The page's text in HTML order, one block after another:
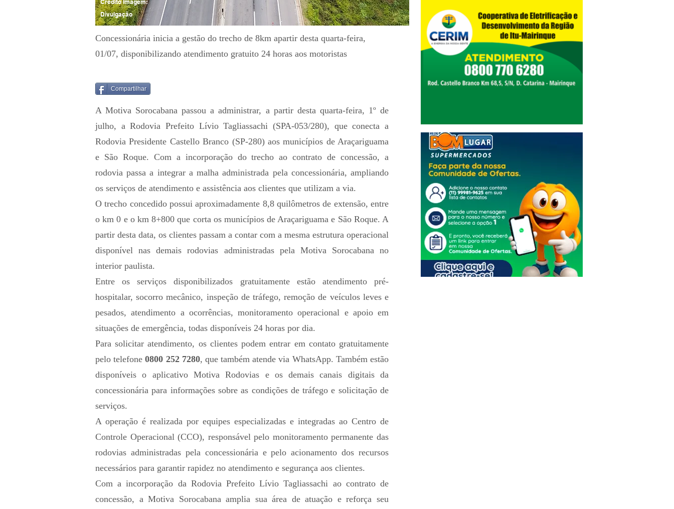
Divulgação
Crédito Imagem:
Concessionária inicia a gestão do trecho de 8km apartir desta quarta-feira,
01/07, disponibilizando atendimento gratuito 24 horas aos motoristas
Compartilhar
A Motiva Sorocabana passou a administrar, a partir desta quarta-feira, 1º de
julho, a Rodovia Prefeito Lívio Tagliassachi (SPA-053/280), que conecta a
Rodovia Presidente Castello Branco (SP-280) aos municípios de Araçariguama
e São Roque. Com a incorporação do trecho ao contrato de concessão, a
rodovia passa a integrar a malha administrada pela concessionária, ampliando
os serviços de atendimento e assistência aos clientes que utilizam a via.
O trecho concedido possui aproximadamente 8,8 quilômetros de extensão, entre
o km 0 e o km 8+800 que corta os municípios de Araçariguama e São Roque. A
partir desta data, os clientes passam a contar com a mesma estrutura operacional
disponível nas demais rodovias administradas pela Motiva Sorocabana no
interior paulista.
Entre os serviços disponibilizados gratuitamente estão atendimento pré-
hospitalar, socorro mecânico, inspeção de tráfego, remoção de veículos leves e
pesados, atendimento a ocorrências, monitoramento operacional e apoio em
situações de emergência, todas disponíveis 24 horas por dia.
Para solicitar atendimento, os clientes podem entrar em contato gratuitamente
pelo telefone0800 252 7280, que também atende via WhatsApp. Também estão
disponíveis o aplicativo Motiva Rodovias e os demais canais digitais da
concessionária para informações sobre as condições de tráfego e solicitação de
serviços.
A operação é realizada por equipes especializadas e integradas ao Centro de
Controle Operacional (CCO), responsável pelo monitoramento permanente das
rodovias administradas pela concessionária e pelo acionamento dos recursos
necessários para garantir rapidez no atendimento e segurança aos clientes.
Com a incorporação da Rodovia Prefeito Lívio Tagliassachi ao contrato de
concessão, a Motiva Sorocabana amplia sua área de atuação e reforça seu